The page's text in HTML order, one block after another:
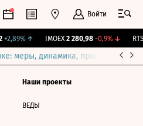
Войти
+2,89%↑ IMOEX 2 280,98 -0,9%↓ RTSI
меры, динамика, прогнозы
Наши проекты
ВЕДЫ